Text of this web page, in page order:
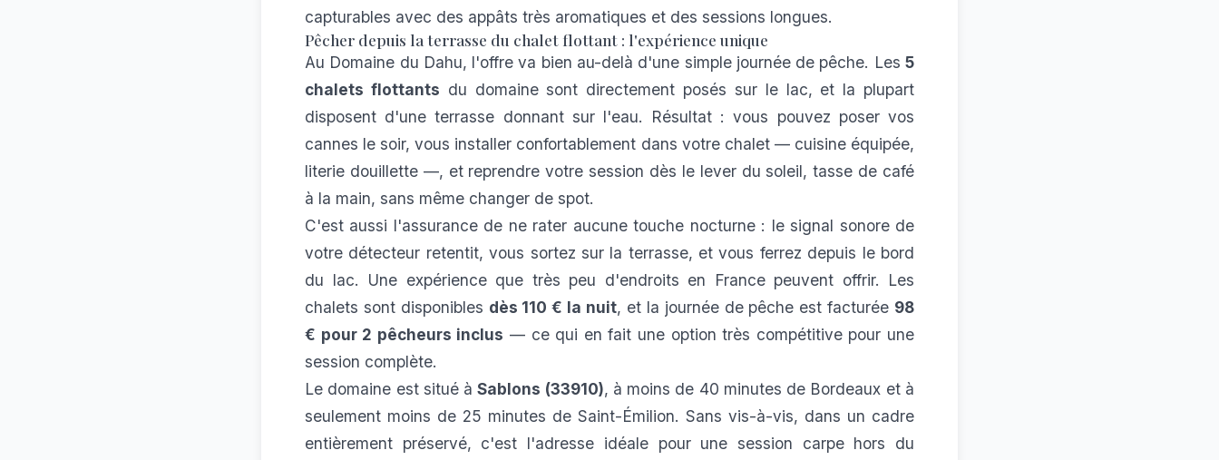
capturables avec des appâts très aromatiques et des sessions longues.
Pêcher depuis la terrasse du chalet flottant : l'expérience unique
Au Domaine du Dahu, l'offre va bien au-delà d'une simple journée de pêche. Les 5
chalets flottants du domaine sont directement posés sur le lac, et la plupart
disposent d'une terrasse donnant sur l'eau. Résultat : vous pouvez poser vos
cannes le soir, vous installer confortablement dans votre chalet — cuisine équipée,
literie douillette —, et reprendre votre session dès le lever du soleil, tasse de café
à la main, sans même changer de spot.
C'est aussi l'assurance de ne rater aucune touche nocturne : le signal sonore de
votre détecteur retentit, vous sortez sur la terrasse, et vous ferrez depuis le bord
du lac. Une expérience que très peu d'endroits en France peuvent offrir. Les
chalets sont disponibles dès 110 € la nuit, et la journée de pêche est facturée 98
€ pour 2 pêcheurs inclus — ce qui en fait une option très compétitive pour une
session complète.
Le domaine est situé àSablons (33910), à moins de 40 minutes de Bordeaux et à
seulement moins de 25 minutes de Saint-Émilion. Sans vis-à-vis, dans un cadre
entièrement préservé, c'est l'adresse idéale pour une session carpe hors du